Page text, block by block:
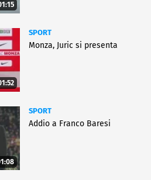
SPORT
Monza, Juric si presenta
SPORT
Addio a Franco Baresi